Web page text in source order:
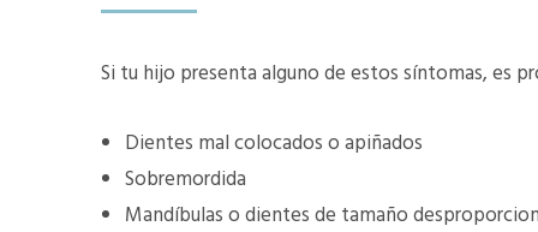
Si tu hijo presenta alguno de estos síntomas, es
Dientes mal colocados o apiñados
Sobremordida
Mandíbulas o dientes de tamaño